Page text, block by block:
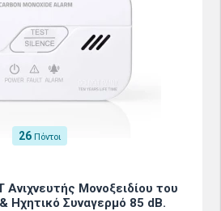
26 Πόντοι
Ανιχνευτής Μονοξειδίου του
Ηχητικό Συναγερμό 85 dB.